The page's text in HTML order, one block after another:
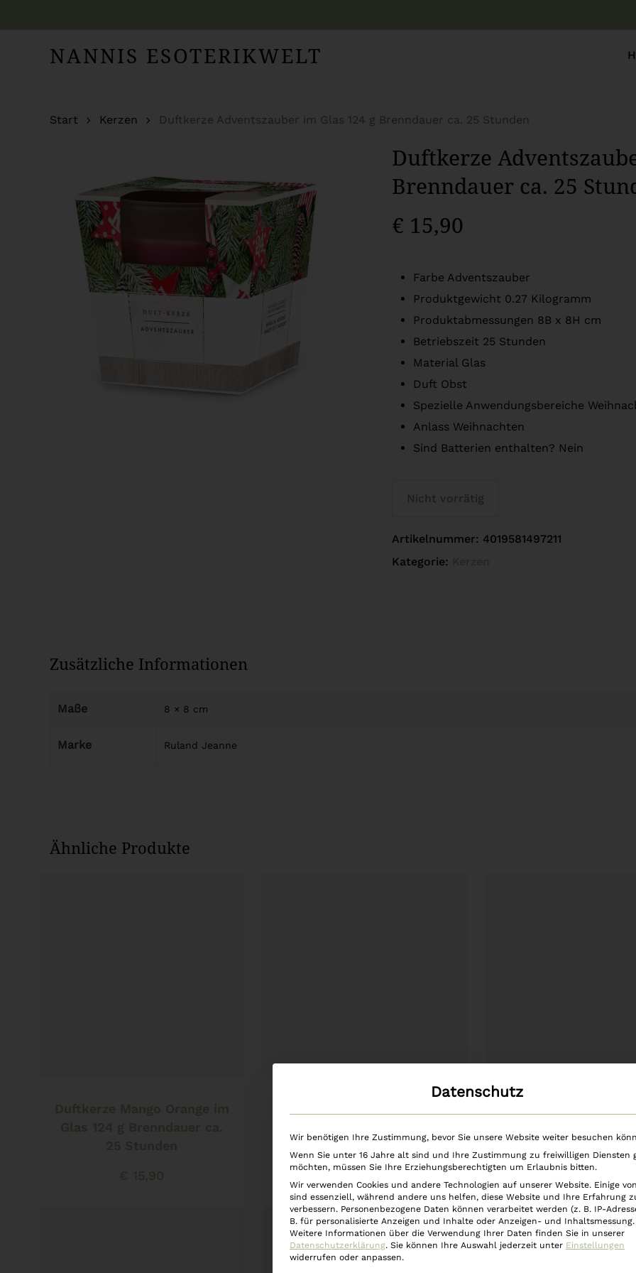
NANNIS ESOTERIKWELT
Start Kerzen Duftkerze Adventszauber im Glas 124 g Brenndauer ca. 25 Stunden
Duftkerze
Brenndauer ca. 25
€ 15,90
Farbe Adventszauber
Produktgewicht 0.27 Kilogramm
Produktabmessungen 8B x 8H cm
Betriebszeit 25 Stunden
Material Glas
Duft Obst
Spezielle Anwendungsbereiche
Anlass Weihnachten
Sind Batterien enthalten? Nein
Nicht vorrätig
Artikelnummer: 4019581497211
Kategorie:
Zusätzliche Informationen
Maße 8 × 8 cm
Marke Ruland Jeanne
Ähnliche Produkte
€25,90
€25,90
Datenschutz
Wir benötigen Ihre Zustimmung, bevor Sie unsere Website weiter besuchen
Wenn Sie unter 16 Jahre alt sind und Ihre Zustimmung zu freiwilligen Diensten
möchten, müssen Sie Ihre Erziehungsberechtigten um Erlaubnis bitten.
Wir verwenden Cookies und andere Technologien auf unserer Website. Einige
sind essenziell, während andere uns helfen, diese Website und Ihre Erfahrung
verbessern. Personenbezogene Daten können verarbeitet werden (z. B. IP-
B. für personalisierte Anzeigen und Inhalte oder Anzeigen- und Inhaltsmessung.
Weitere Informationen über die Verwendung Ihrer Daten finden Sie in unserer
Datenschutzerklärung. Sie können Ihre Auswahl jederzeit unter Einstellungen
widerrufen oder anpassen.